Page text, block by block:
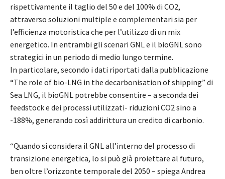
rispettivamente il taglio del 50 e del 100% di CO2,
attraverso soluzioni multiple e complementari sia per
l’efficienza motoristica che per l’utilizzo di un mix
energetico. In entrambi gli scenari GNL e il bioGNL sono
strategici in un periodo di medio lungo termine.
In particolare, secondo i dati riportati dalla pubblicazione
“The role of bio-LNG in the decarbonisation of shipping” di
Sea LNG, il bioGNL potrebbe consentire – a seconda dei
feedstock e dei processi utilizzati- riduzioni CO2 sino a
-188%, generando così addirittura un credito di carbonio.
“Quando si considera il GNL all’interno del processo di
transizione energetica, lo si può già proiettare al futuro,
ben oltre l’orizzonte temporale del 2050 – spiega Andrea